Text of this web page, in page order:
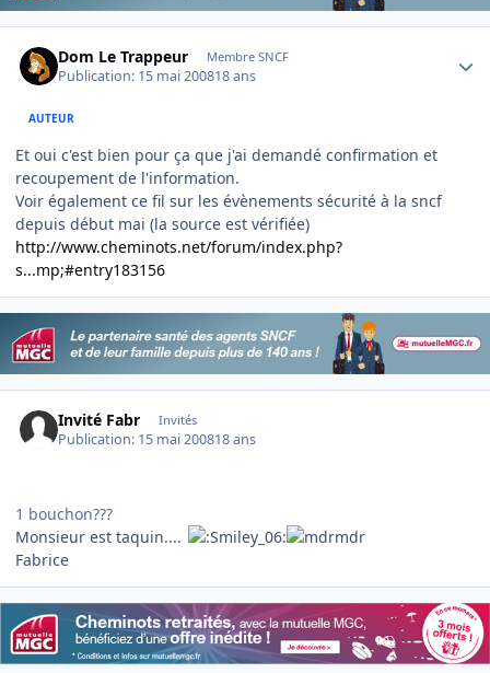
Dom Le Trappeur Membre SNCF
Publication: 15 mai 200818 ans
AUTEUR
Et oui c'est bien pour ça que j'ai demandé confirmation et
recoupement de l'information.
Voir également ce fil sur les évènements sécurité à la sncf
depuis début mai (la source est vérifiée)
http://www.cheminots.net/forum/index.php?
s...mp;#entry183156
Invité Fabr Invités
Publication: 15 mai 200818 ans
1 bouchon???
Monsieur est taquin....
Fabrice